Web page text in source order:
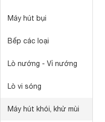
Máy hút bụi
Bếp các loại
Lò nướng - Vỉ nướng
Lò vi sóng
Máy hút khói, khử mùi